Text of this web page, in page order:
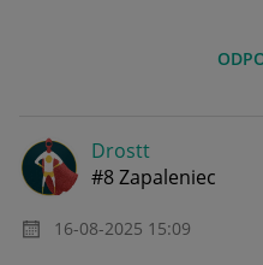
Drostt
#8 Zapaleniec
‎16-08-2025 15:09